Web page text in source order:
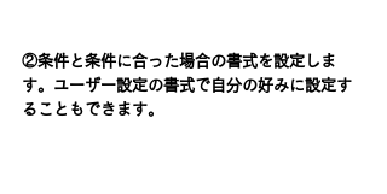
②条件と条件に合った場合の書式を設定しま
す。ユーザー設定の書式で自分の好みに設定す
ることもできます。